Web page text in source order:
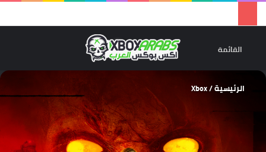
القائمة
الرئيسية/
Xbox